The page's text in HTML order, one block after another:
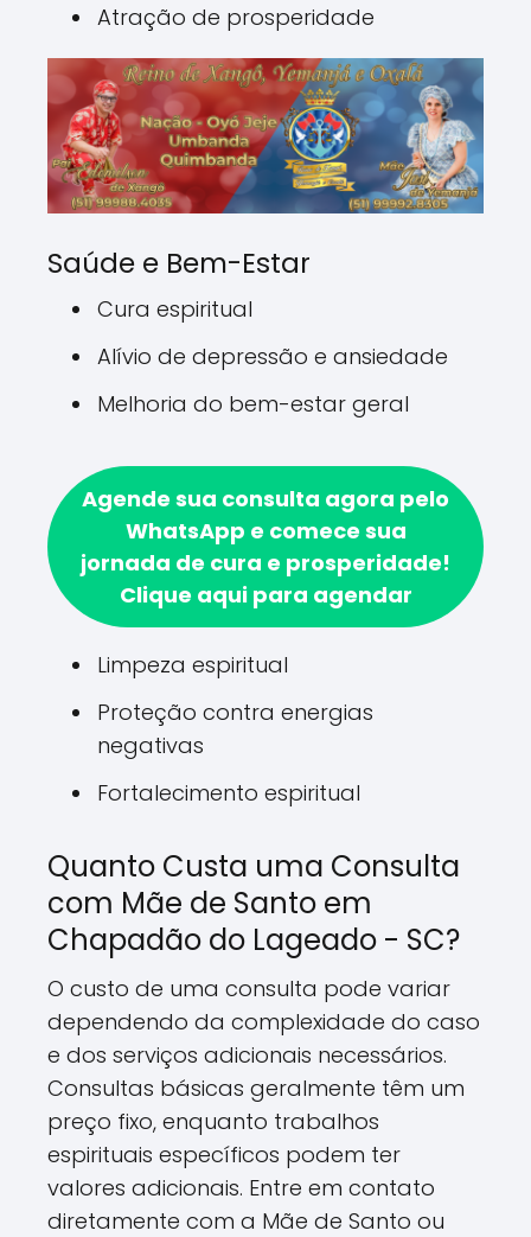
Atração de prosperidade
Saúde e Bem-Estar
Cura espiritual
Alívio de depressão e ansiedade
Melhoria do bem-estar geral
Agende sua consulta agora pelo
WhatsApp e comece sua
jornada de cura e prosperidade!
Clique aqui para agendar
Limpeza espiritual
Proteção contra energias
negativas
Fortalecimento espiritual
Quanto Custa uma Consulta
com Mãe de Santo em
Chapadão do Lageado - SC?
O custo de uma consulta pode variar
dependendo da complexidade do caso
e dos serviços adicionais necessários.
Consultas básicas geralmente têm um
preço fixo, enquanto trabalhos
espirituais específicos podem ter
valores adicionais. Entre em contato
diretamente com a Mãe de Santo ou